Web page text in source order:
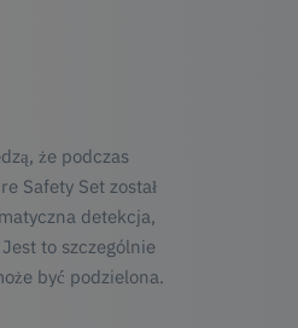
że podczas
Safety Set został
detekcja,
to szczególnie
być podzielona.